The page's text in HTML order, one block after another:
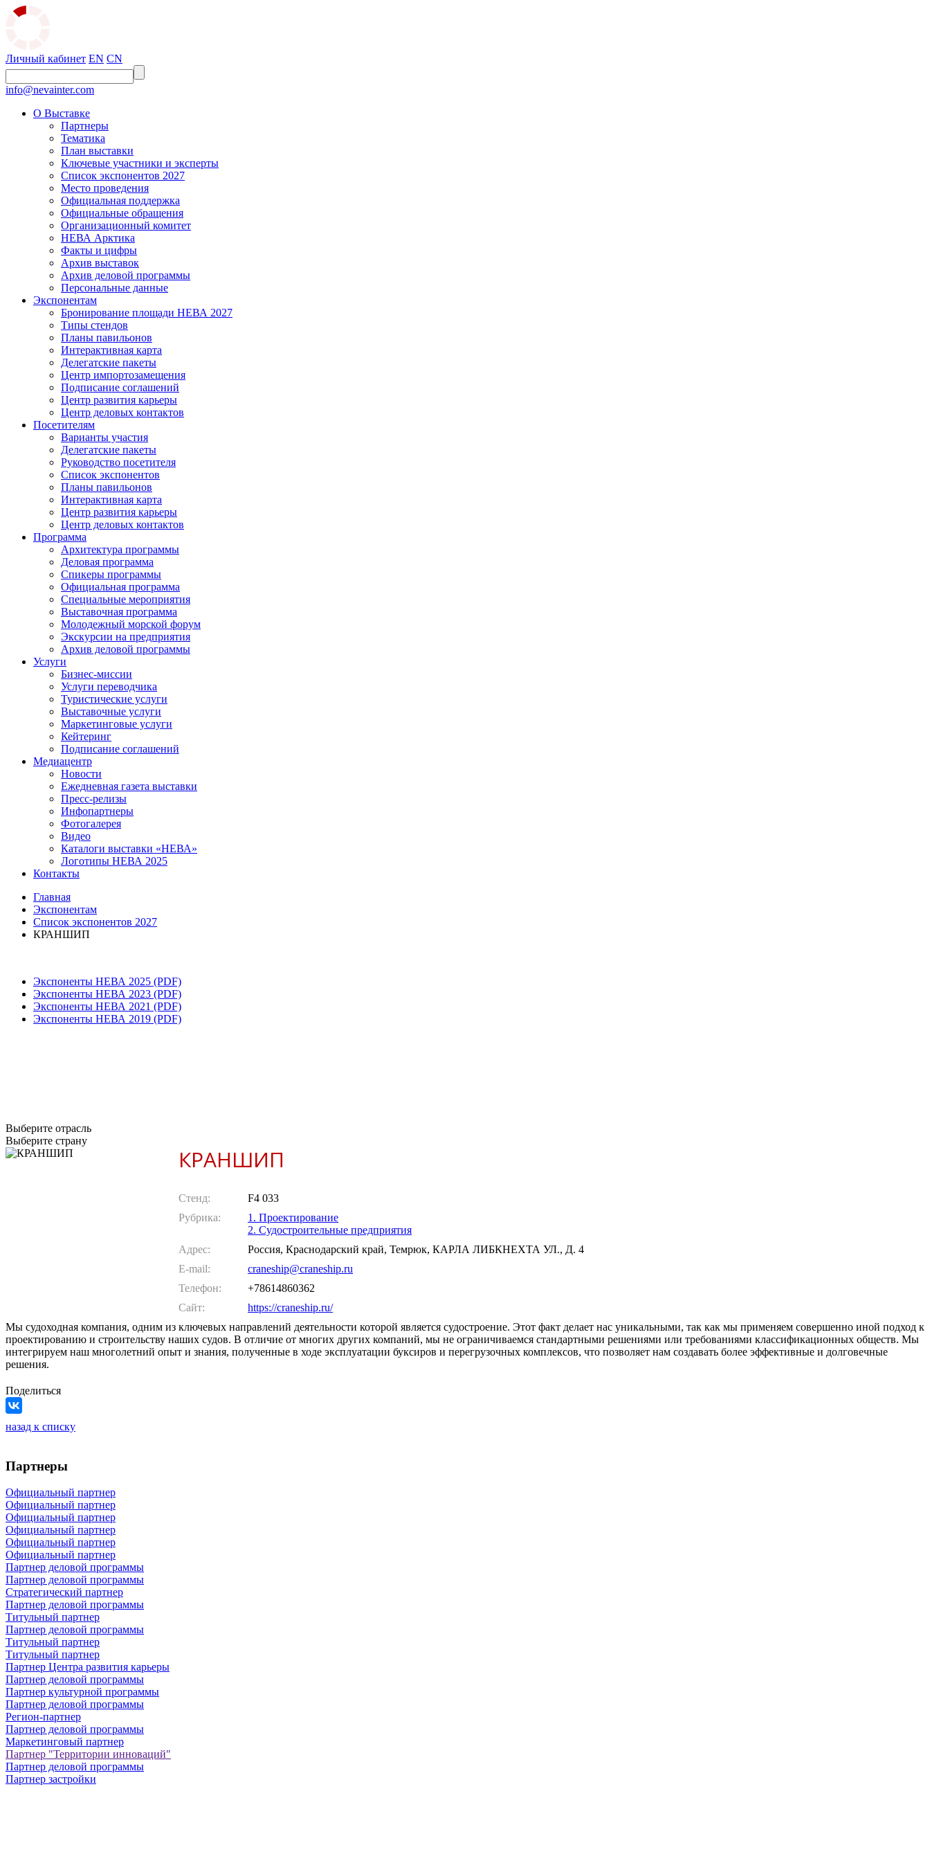
Личный кабинет EN CN
info@nevainter.com
О Выставке
Партнеры
Тематика
План выставки
Ключевые участники и эксперты
Список экспонентов 2027
Место проведения
Официальная поддержка
Официальные обращения
Организационный комитет
НЕВА Арктика
Факты и цифры
Архив выставок
Архив деловой программы
Персональные данные
Экспонентам
Бронирование площади НЕВА 2027
Типы стендов
Планы павильонов
Интерактивная карта
Делегатские пакеты
Центр импортозамещения
Подписание соглашений
Центр развития карьеры
Центр деловых контактов
Посетителям
Варианты участия
Делегатские пакеты
Руководство посетителя
Список экспонентов
Планы павильонов
Интерактивная карта
Центр развития карьеры
Центр деловых контактов
Программа
Архитектура программы
Деловая программа
Спикеры программы
Официальная программа
Специальные мероприятия
Выставочная программа
Молодежный морской форум
Экскурсии на предприятия
Архив деловой программы
Услуги
Бизнес-миссии
Услуги переводчика
Туристические услуги
Выставочные услуги
Маркетинговые услуги
Кейтеринг
Подписание соглашений
Медиацентр
Новости
Ежедневная газета выставки
Пресс-релизы
Инфопартнеры
Фотогалерея
Видео
Каталоги выставки «НЕВА»
Логотипы НЕВА 2025
Контакты
Главная
Экспонентам
Список экспонентов 2027
КРАНШИП
Экспоненты НЕВА 2025 (PDF)
Экспоненты НЕВА 2023 (PDF)
Экспоненты НЕВА 2021 (PDF)
Экспоненты НЕВА 2019 (PDF)
Выберите отрасль
Выберите страну
КРАНШИП
Стенд:
F4 033
Рубрика:
1. Проектирование
2. Судостроительные предприятия
Адрес:
Россия, Краснодарский край, Темрюк, КАРЛА ЛИБКНЕХТА УЛ., Д. 4
E-mail:
craneship@craneship.ru
Телефон:
+78614860362
Сайт:
https://craneship.ru/
Мы судоходная компания, одним из ключевых направлений деятельности которой является судостроение. Этот факт делает нас уникальными, так как мы применяем совершенно иной подход к
проектированию и строительству наших судов. В отличие от многих других компаний, мы не ограничиваемся стандартными решениями или требованиями классификационных обществ. Мы
интегрируем наш многолетний опыт и знания, полученные в ходе эксплуатации буксиров и перегрузочных комплексов, что позволяет нам создавать более эффективные и долговечные
решения.
Поделиться
назад к списку
Партнеры
Официальный партнер
Официальный партнер
Официальный партнер
Официальный партнер
Официальный партнер
Официальный партнер
Партнер деловой программы
Партнер деловой программы
Стратегический партнер
Партнер деловой программы
Титульный партнер
Партнер деловой программы
Титульный партнер
Титульный партнер
Партнер Центра развития карьеры
Партнер деловой программы
Партнер культурной программы
Партнер деловой программы
Регион-партнер
Партнер деловой программы
Маркетинговый партнер
Партнер "Территории инноваций"
Партнер деловой программы
Партнер застройки